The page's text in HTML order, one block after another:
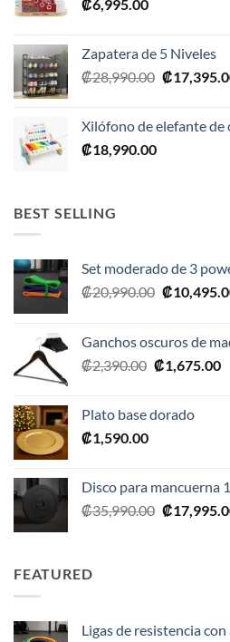
₡6,995.00
Zapatera de 5 Niveles
₡28,990.00 El
era:
₡
Xilófono de elefante de
₡18,990.00
BEST SELLING
Set moderado de 3
₡20,990.00 El
era:
₡20,990.00.
₡
Ganchos oscuros de
₡2,390.00 El
era:
₡1,675.00El
Plato base dorado
₡1,590.00
Disco para mancuerna
₡35,990.00 El
₡
FEATURED
Ligas de resistencia